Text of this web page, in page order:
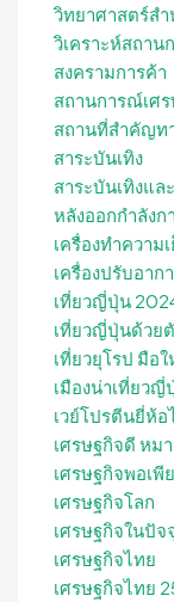
วิทยาศาสตร์ส
วิเคราะห์สถาน
สงครามการค้า
สถานการณ์เศ
สถานที่สําคัญท
สาระบันเทิง
สาระบันเทิงแล
หลังออกกําลังก
เครื่องทำความ
เครื่องปรับอาก
เที่ยวญี่ปุ่น
เที่ยวญี่ปุ่นด้วย
เที่ยวยุโรป มือ
เมืองน่าเที่ยว
เวย์โปรตีนยี่ห้
เศรษฐกิจดี หม
เศรษฐกิจพอเพี
เศรษฐกิจโลก
เศรษฐกิจในปั
เศรษฐกิจไทย
เศรษฐกิจไทย